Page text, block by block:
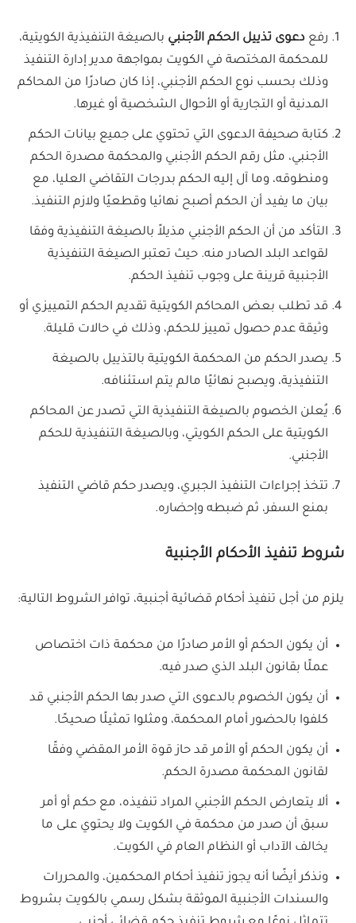
رفع دعوى تذييل الحكم الأجنبي بالصيغة التنفيذية الكويتية،
للمحكمة المختصة في الكويت بمواجهة مدير إدارة التنفيذ
وذلك بحسب نوع الحكم الأجنبي، إذا كان صادرًا من المحاكم
المدنية أو التجارية أو الأحوال الشخصية أو غيرها.
كتابة صحيفة الدعوى التي تحتوي على جميع بيانات الحكم
الأجنبي، مثل رقم الحكم الأجنبي والمحكمة مصدرة الحكم
ومنطوقه، وما آل إليه الحكم بدرجات التقاضي العليا، مع
بيان ما يفيد أن الحكم أصبح نهائيا وقطعيًا ولازم التنفيذ.
التأكد من أن الحكم الأجنبي مذيلاً بالصيغة التنفيذية وفقا
لقواعد البلد الصادر منه. حيث تعتبر الصيغة التنفيذية
الأجنبية قرينة على وجوب تنفيذ الحكم.
قد تطلب بعض المحاكم الكويتية تقديم الحكم التمييزي أو
وثيقة عدم حصول تمييز للحكم، وذلك في حالات قليلة.
يصدر الحكم من المحكمة الكويتية بالتذييل بالصيغة
التنفيذية، ويصبح نهائيًا مالم يتم استئنافه.
يُعلن الخصوم بالصيغة التنفيذية التي تصدر عن المحاكم
الكويتية على الحكم الكويتي، وبالصيغة التنفيذية للحكم
الأجنبي.
تتخذ إجراءات التنفيذ الجبري، ويصدر حكم قاضي التنفيذ
بمنع السفر، ثم ضبطه وإحضاره.
شروط تنفيذ الأحكام الأجنبية
يلزم من أجل تنفيذ أحكام قضائية أجنبية، توافر الشروط التالية:
أن يكون الحكم أو الأمر صادرًا من محكمة ذات اختصاص
عملًا بقانون البلد الذي صدر فيه.
أن يكون الخصوم بالدعوى التي صدر بها الحكم الأجنبي قد
كلفوا بالحضور أمام المحكمة، ومثلوا تمثيلًا صحيحًا.
أن يكون الحكم أو الأمر قد حاز قوة الأمر المقضي وفقًا
لقانون المحكمة مصدرة الحكم.
ألا يتعارض الحكم الأجنبي المراد تنفيذه، مع حكم أو أمر
سبق أن صدر من محكمة في الكويت ولا يحتوي على ما
يخالف الآداب أو النظام العام في الكويت.
ونذكر أيضًا أنه يجوز تنفيذ أحكام المحكمين، والمحررات
والسندات الأجنبية الموثقة بشكل رسمي بالكويت بشروط